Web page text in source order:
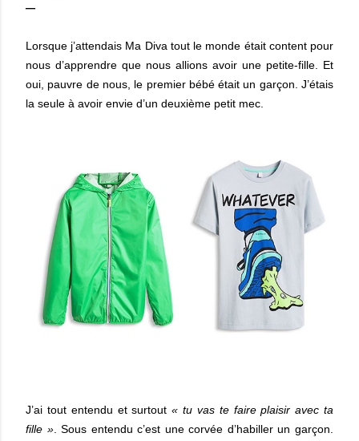
Lorsque j’attendais Ma Diva tout le monde était content pour
nous d’apprendre que nous allions avoir une petite-fille. Et
oui, pauvre de nous, le premier bébé était un garçon. J’étais
la seule à avoir envie d’un deuxième petit mec.
J’ai tout entendu et surtout« tu vas te faire plaisir avec ta
fille ». Sous entendu c’est une corvée d’habiller un garçon.